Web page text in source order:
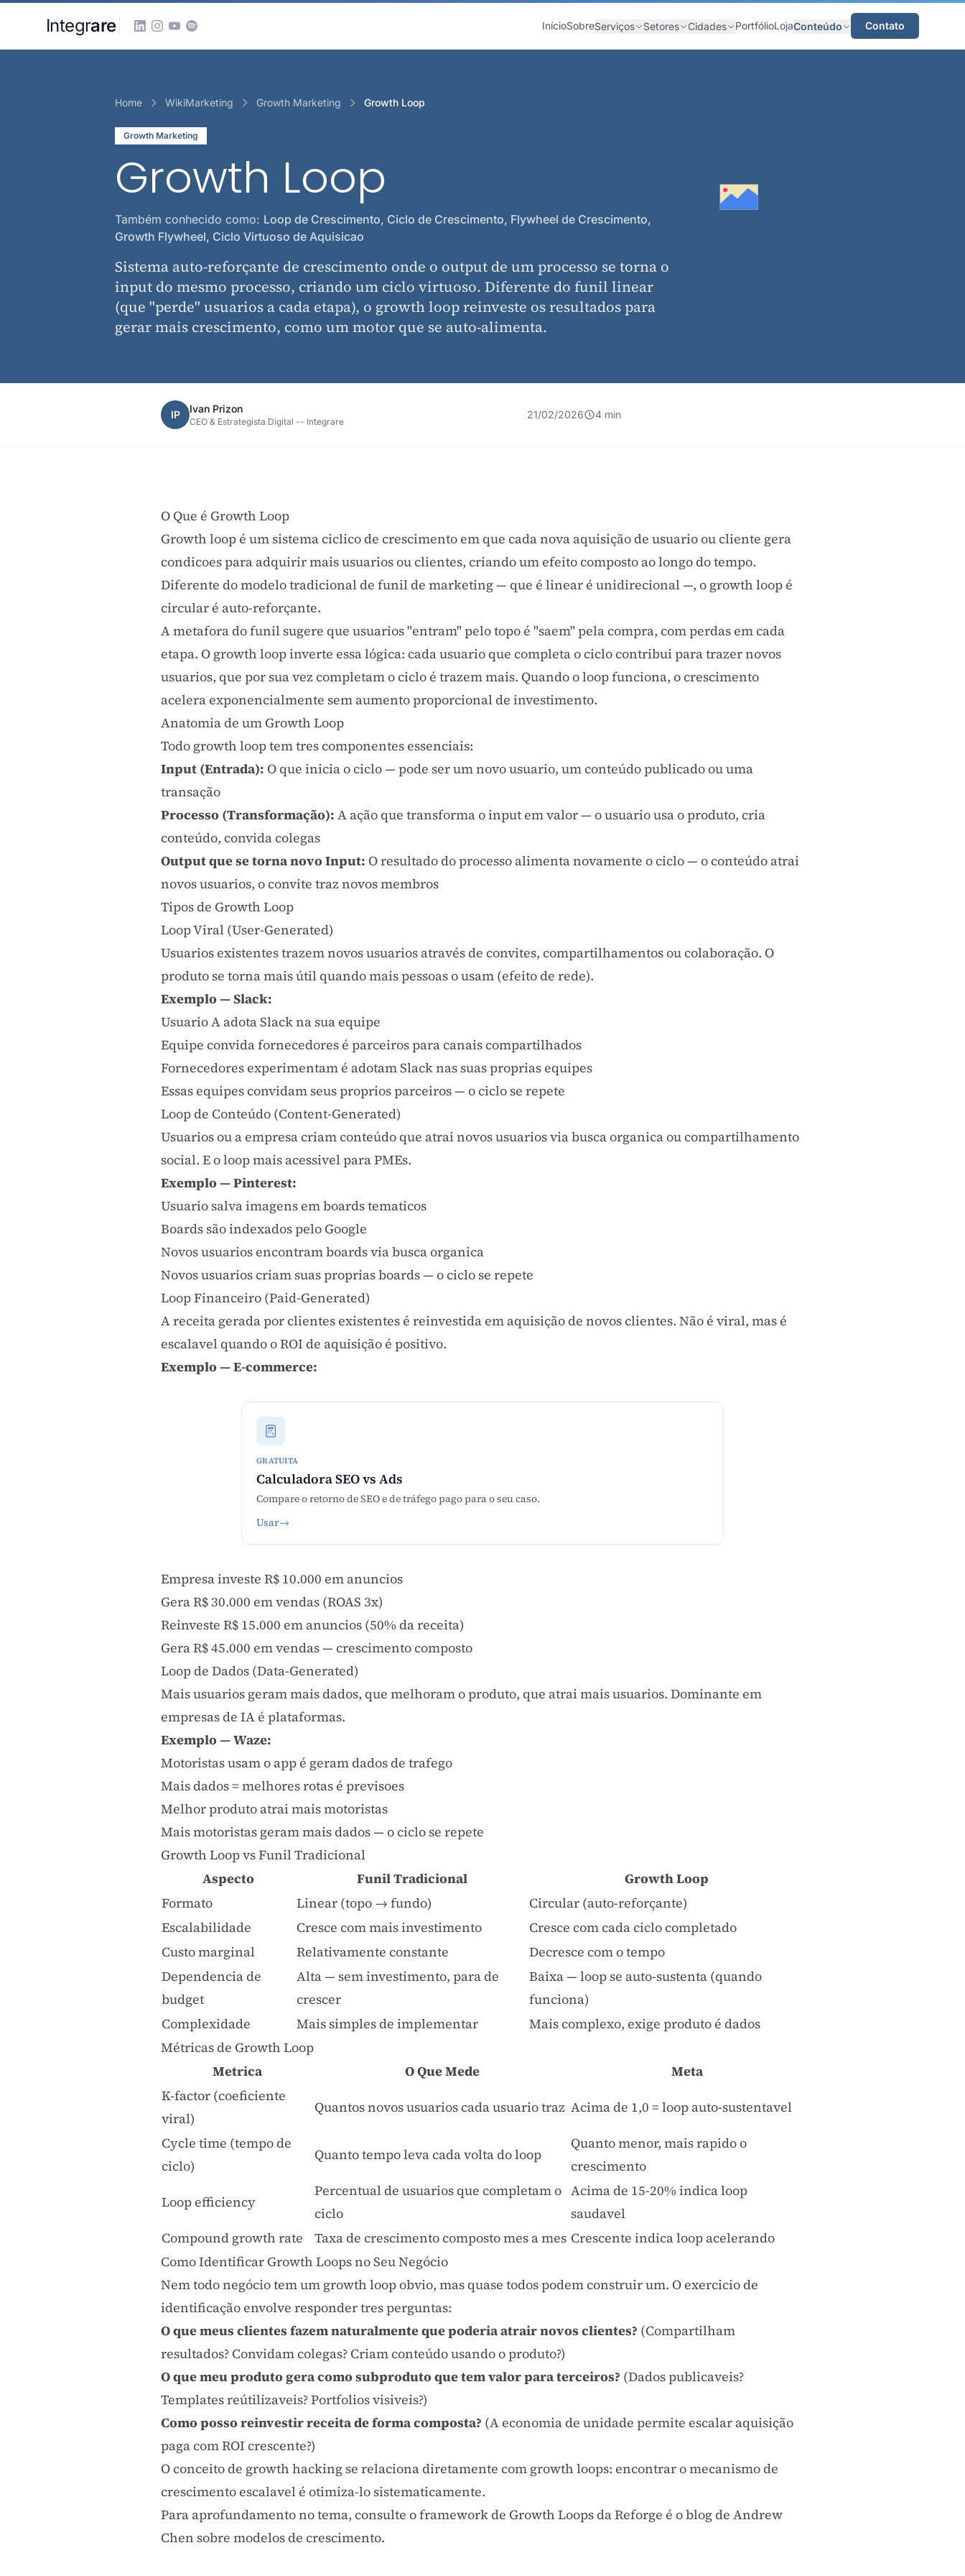
Integrare InícioSobreServiços Setores Cidades PortfólioLojaConteúdo Contato
Home WikiMarketing Growth Marketing Growth Loop
Growth Marketing
Growth Loop
Também conhecido como: Loop de Crescimento, Ciclo de Crescimento, Flywheel de Crescimento,
Growth Flywheel, Ciclo Virtuoso de Aquisicao
Sistema auto-reforçante de crescimento onde o output de um processo se torna o
input do mesmo processo, criando um ciclo virtuoso. Diferente do funil linear
(que "perde" usuarios a cada etapa), o growth loop reinveste os resultados para
gerar mais crescimento, como um motor que se auto-alimenta.
IP Ivan Prizon
CEO & Estrategista Digital -- Integrare
21/02/2026 4 min
O Que é Growth Loop
Growth loop é um sistema ciclico de crescimento em que cada nova aquisição de usuario ou cliente gera
condicoes para adquirir mais usuarios ou clientes, criando um efeito composto ao longo do tempo.
Diferente do modelo tradicional de funil de marketing— que é linear é unidirecional —, o growth loop é
circular é auto-reforçante.
A metafora do funil sugere que usuarios "entram" pelo topo é "saem" pela compra, com perdas em cada
etapa. O growth loop inverte essa lógica: cada usuario que completa o ciclo contribui para trazer novos
usuarios, que por sua vez completam o ciclo é trazem mais. Quando o loop funciona, o crescimento
acelera exponencialmente sem aumento proporcional de investimento.
Anatomia de um Growth Loop
Todo growth loop tem tres componentes essenciais:
Input (Entrada): O que inicia o ciclo — pode ser um novo usuario, um conteúdo publicado ou uma
transação
Processo (Transformação): A ação que transforma o input em valor — o usuario usa o produto, cria
conteúdo, convida colegas
Output que se torna novo Input: O resultado do processo alimenta novamente o ciclo — o conteúdo atrai
novos usuarios, o convite traz novos membros
Tipos de Growth Loop
Loop Viral (User-Generated)
Usuarios existentes trazem novos usuarios através de convites, compartilhamentos ou colaboração. O
produto se torna mais útil quando mais pessoas o usam (efeito de rede).
Exemplo — Slack:
Usuario A adota Slack na sua equipe
Equipe convida fornecedores é parceiros para canais compartilhados
Fornecedores experimentam é adotam Slack nas suas proprias equipes
Essas equipes convidam seus proprios parceiros — o ciclo se repete
Loop de Conteúdo (Content-Generated)
Usuarios ou a empresa criam conteúdo que atrai novos usuarios via busca organica ou compartilhamento
social. E o loop mais acessivel para PMEs.
Exemplo — Pinterest:
Usuario salva imagens em boards tematicos
Boards são indexados pelo Google
Novos usuarios encontram boards via busca organica
Novos usuarios criam suas proprias boards — o ciclo se repete
Loop Financeiro (Paid-Generated)
A receita gerada por clientes existentes é reinvestida em aquisição de novos clientes. Não é viral, mas é
escalavel quando oROI de aquisição é positivo.
Exemplo — E-commerce:
GRATUITA
Calculadora SEO vs Ads
Compare o retorno de SEO e de tráfego pago para o seu caso.
Usar→
Empresa investe R$ 10.000 em anuncios
Gera R$ 30.000 em vendas (ROAS 3x)
Reinveste R$ 15.000 em anuncios (50% da receita)
Gera R$ 45.000 em vendas — crescimento composto
Loop de Dados (Data-Generated)
Mais usuarios geram mais dados, que melhoram o produto, que atrai mais usuarios. Dominante em
empresas de IA é plataformas.
Exemplo — Waze:
Motoristas usam o app é geram dados de trafego
Mais dados = melhores rotas é previsoes
Melhor produto atrai mais motoristas
Mais motoristas geram mais dados — o ciclo se repete
Growth Loop vs Funil Tradicional
Aspecto
Funil Tradicional
Growth Loop
Formato
Linear (topo → fundo)
Circular (auto-reforçante)
Escalabilidade
Cresce com mais investimento
Cresce com cada ciclo completado
Custo marginal
Relativamente constante
Decresce com o tempo
Dependencia de
budget
Alta — sem investimento, para de
crescer
Baixa — loop se auto-sustenta (quando
funciona)
Complexidade
Mais simples de implementar
Mais complexo, exige produto é dados
Métricas de Growth Loop
Metrica
O Que Mede
Meta
K-factor (coeficiente
viral)
Quantos novos usuarios cada usuario traz Acima de 1,0 = loop auto-sustentavel
Cycle time (tempo de
ciclo)
Quanto tempo leva cada volta do loop
Quanto menor, mais rapido o
crescimento
Loop efficiency
Percentual de usuarios que completam o
ciclo
Acima de 15-20% indica loop
saudavel
Compound growth rate
Taxa de crescimento composto mes a mes Crescente indica loop acelerando
Como Identificar Growth Loops no Seu Negócio
Nem todo negócio tem um growth loop obvio, mas quase todos podem construir um. O exercicio de
identificação envolve responder tres perguntas:
O que meus clientes fazem naturalmente que poderia atrair novos clientes? (Compartilham
resultados? Convidam colegas? Criam conteúdo usando o produto?)
O que meu produto gera como subproduto que tem valor para terceiros? (Dados publicaveis?
Templates reútilizaveis? Portfolios visiveis?)
Como posso reinvestir receita de forma composta? (A economia de unidade permite escalar aquisição
paga comROI crescente?)
O conceito de growth hacking se relaciona diretamente com growth loops: encontrar o mecanismo de
crescimento escalavel é otimiza-lo sistematicamente.
Para aprofundamento no tema, consulte oframework de Growth Loops da Reforge é oblog de Andrew
Chen sobre modelos de crescimento.